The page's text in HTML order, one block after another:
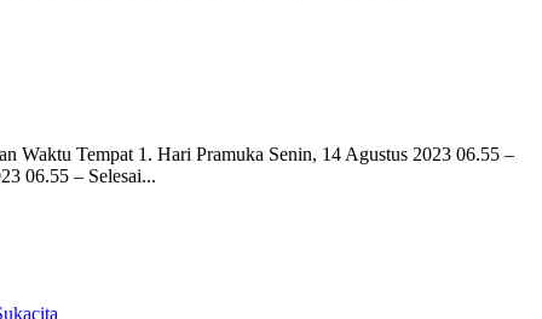
Waktu Tempat 1. Hari Pramuka Senin, 14 Agustus 2023 06.55 –
06.55 – Selesai...